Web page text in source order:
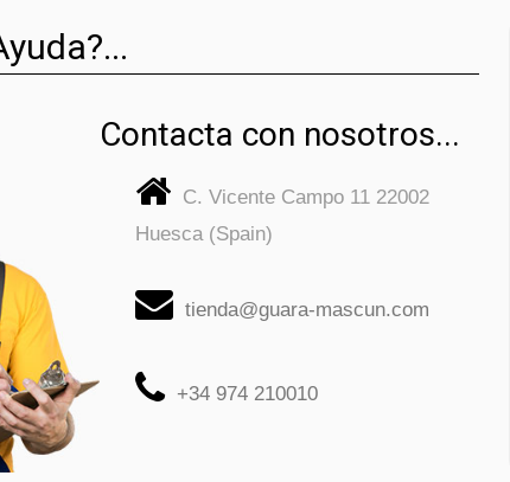
Contacta con nosotros...
C. Vicente Campo 11 22002
Huesca (Spain)
tienda@guara-mascun.com
+34 974 210010